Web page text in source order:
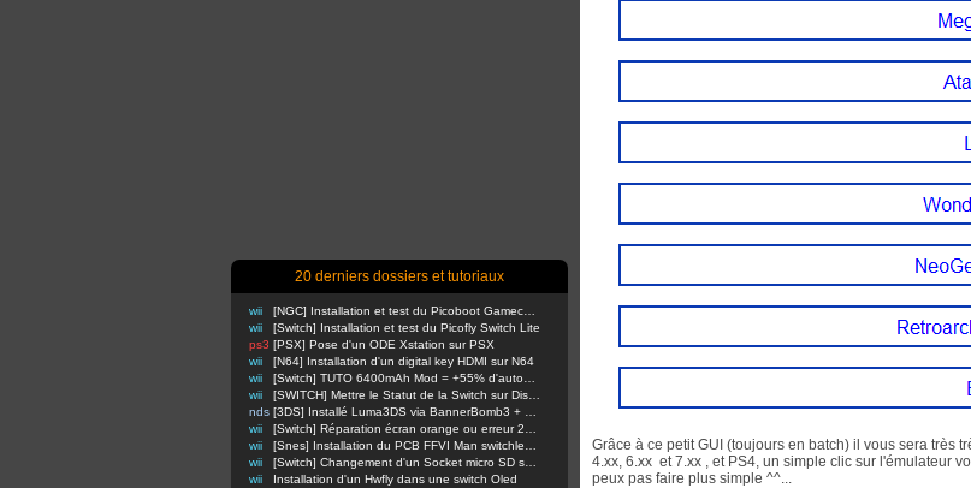
20 derniers dossiers et tutoriaux
wii
wii
[Switch] Installation et test du Picofly Switch Lite
ps3 [PSX] Pose d'un ODE Xstation sur PSX
wii
[N64] Installation d'un digital key HDMI sur N64
wii
wii
nds
wii
wii
wii
wii
Installation d'un Hwfly dans une switch Oled
Grâce à ce petit GUI (toujours en batch) il vous sera très
4.xx, 6.xx et 7.xx , et PS4, un simple clic sur l'émulateur
peux pas faire plus simple ^^...